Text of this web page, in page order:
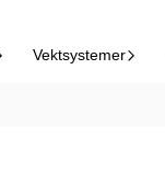
Vektsystemer